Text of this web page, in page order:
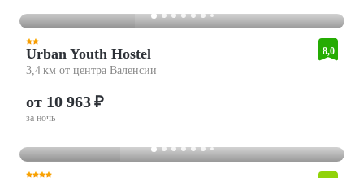
Urban Youth Hostel
3,4 км от центра Валенсии
8,0
от 10 963 ₽
за ночь